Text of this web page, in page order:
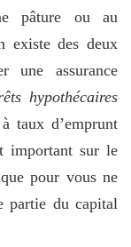
pâture ou au
existe des deux
une assurance
hypothécaires
taux d’emprunt
important sur le
pour vous ne
partie du capital